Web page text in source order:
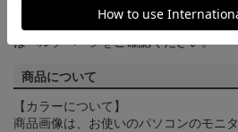
一部商品はメール便でのお届けとなる
はヘルプページをご確認ください。
商品について
【カラーについて】
商品画像は、お使いのパソコンのモニ